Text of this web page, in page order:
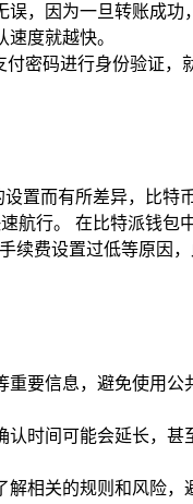
，因为一旦转账成功
度就越快。
密码进行身份验证，
置而有所差异，比特
航行。 在比特派钱包
续费设置过低等原因
要信息，避免使用公
时间可能会延长，
相关的规则和风险，